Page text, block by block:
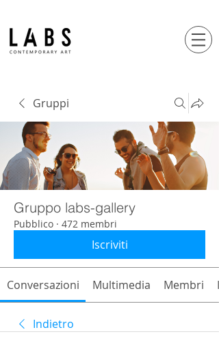
Gruppi
Gruppo labs-gallery
Pubblico · 472 membri
Iscriviti
Conversazioni Multimedia Membri
Indietro